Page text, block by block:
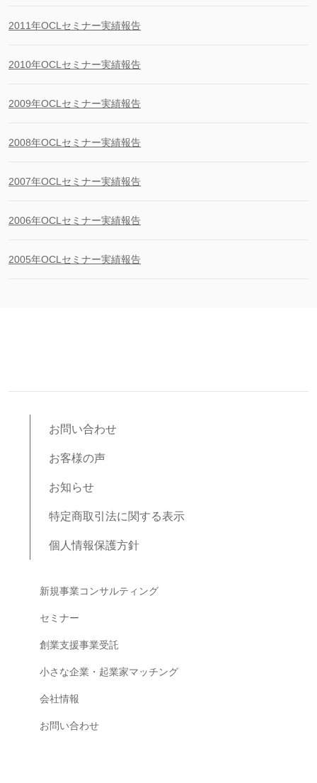
2011年OCLセミナー実績報告
2010年OCLセミナー実績報告
2009年OCLセミナー実績報告
2008年OCLセミナー実績報告
2007年OCLセミナー実績報告
2006年OCLセミナー実績報告
2005年OCLセミナー実績報告
お問い合わせ
お客様の声
お知らせ
特定商取引法に関する表示
個人情報保護方針
新規事業コンサルティング
セミナー
創業支援事業受託
小さな企業・起業家マッチング
会社情報
お問い合わせ